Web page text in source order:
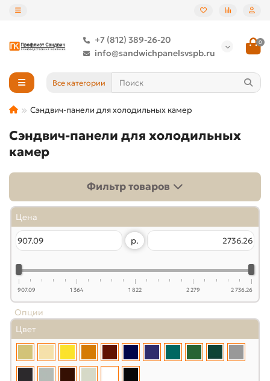
+7 (812) 389-26-20
info@sandwichpanelsvspb.ru
0
Все категории
Сэндвич-панели для холодильных камер
Сэндвич-панели для холодильных
камер
Фильтр товаров
Цена
р.
907.09 1 364 1 822 2 279 2 736.26
Опции
Цвет